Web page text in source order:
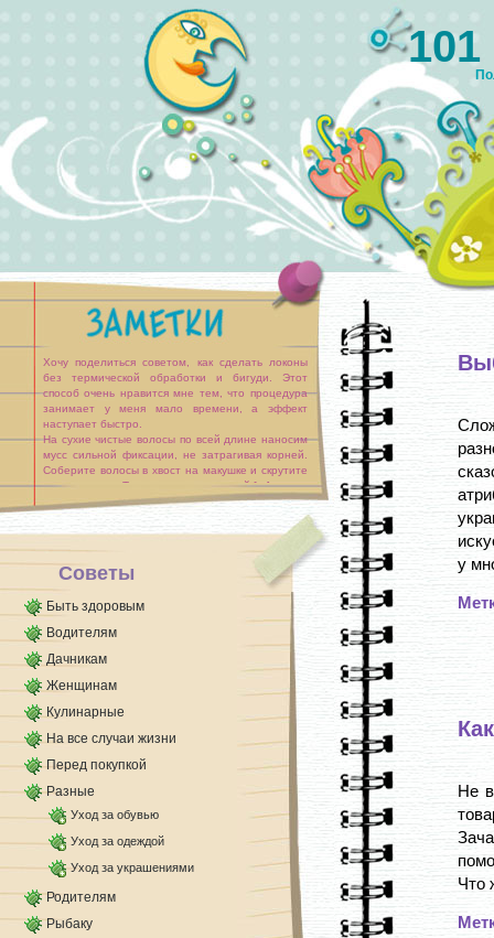
Хочу поделиться советом, как сделать локоны
без термической обработки и бигуди. Этот
способ очень нравится мне тем, что процедура
занимает у меня мало времени, а эффект
наступает быстро.
На сухие чистые волосы по всей длине наносим
мусс сильной фиксации, не затрагивая корней.
Соберите волосы в хвост на макушке и скрутите
его в спираль. Теперь этот скрученный [...]
Советы
Быть здоровым
Водителям
Дачникам
Женщинам
Кулинарные
На все случаи жизни
Перед покупкой
Разные
Уход за обувью
Уход за одеждой
Уход за украшениями
Родителям
Рыбаку
у
Не
Что